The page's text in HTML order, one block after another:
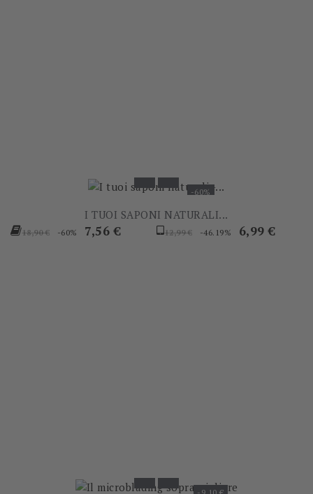
-60%
I TUOI SAPONI NATURALI...
Prezzo
18,90 € -60% Prezzo
7,56 €
Prezzo
12,99 € -46.19% Prezzo
6,99 €